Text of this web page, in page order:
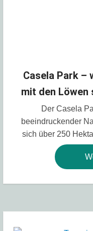
Casela Park –
mit den Löwen
Der Casela
beeindruckender
sich über 250